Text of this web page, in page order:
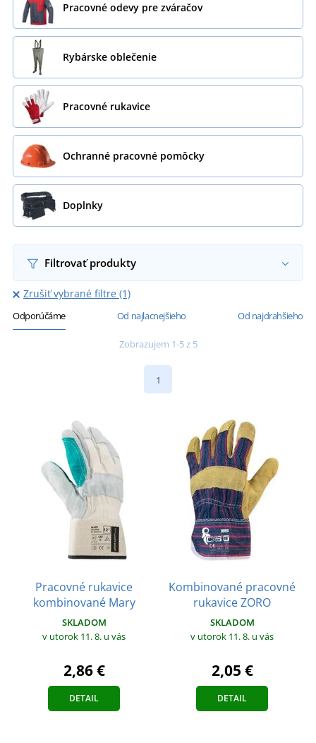
Pracovné odevy pre zváračov
Rybárske oblečenie
Pracovné rukavice
Ochranné pracovné pomôcky
Doplnky
Filtrovať produkty
Zrušiť vybrané filtre (1)
Odporúčáme Od najlacnejšieho Od najdrahšieho
Zobrazujem 1-5 z 5
1
Pracovné rukavice
kombinované Mary
SKLADOM
v utorok 11. 8. u vás
2,86 €
DETAIL
Kombinované pracovné
rukavice ZORO
SKLADOM
v utorok 11. 8. u vás
2,05 €
DETAIL